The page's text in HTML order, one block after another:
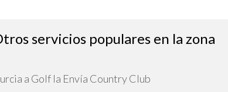
servicios populares en la zona
a Golf la Envía Country Club